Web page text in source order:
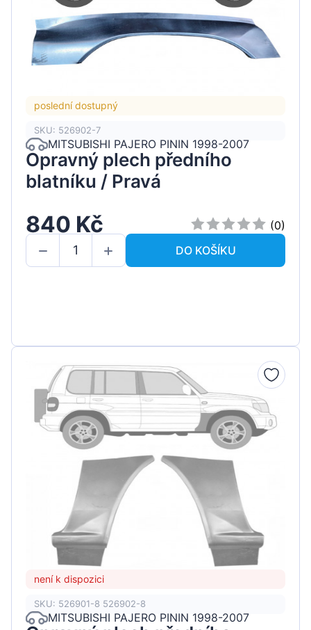
poslední dostupný
SKU: 526902-7
MITSUBISHI PAJERO PININ 1998-2007
Opravný plech předního
blatníku / Pravá
840 Kč
(0)
DO KOŠÍKU
není k dispozici
SKU: 526901-8 526902-8
MITSUBISHI PAJERO PININ 1998-2007